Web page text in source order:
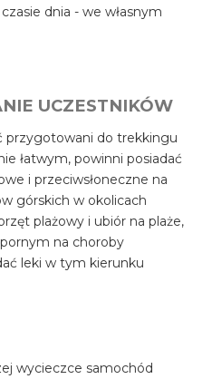
dnia - we własnym
UCZESTNIKÓW
przygotowani do trekkingu
łatwym, powinni posiadać
i przeciwsłoneczne na
górskich w okolicach
plażowy i ubiór na plaże,
na choroby
leki w tym kierunku
wycieczce samochód